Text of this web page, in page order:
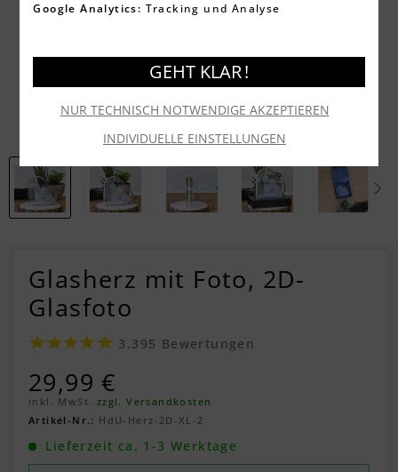
Glasherz mit Foto, 2D-
Glasfoto
3.395 Bewertungen
29,99 €
inkl. MwSt. zzgl. Versandkosten
Artikel-Nr.: HdU-Herz-2D-XL-2
Lieferzeit ca. 1-3 Werktage
Google Analytics: Tracking und Analyse
INDIVIDUELLE EINSTELLUNGEN
NUR TECHNISCH NOTWENDIGE AKZEPTIEREN
GEHT KLAR !